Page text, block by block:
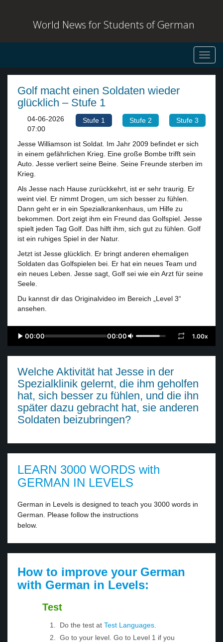
World News for Students of German
Golf macht einen Soldaten wieder
glücklich – Stufe 1
Stufe 1 Stufe 2 Stufe 3
04-06-2026
07:00
Jesse Williamson ist Soldat. Im Jahr 2009 befindet er sich
in einem gefährlichen Krieg. Eine große Bombe trifft sein
Auto. Jesse verliert seine Beine. Seine Freunde sterben im
Krieg.
Als Jesse nach Hause zurückkehrt, ist er sehr traurig. Er
weint viel. Er nimmt Drogen, um sich besser zu fühlen.
Dann geht er in ein Spezialkrankenhaus, um Hilfe zu
bekommen. Dort zeigt ihm ein Freund das Golfspiel. Jesse
spielt jeden Tag Golf. Das hilft ihm, sich gut zu fühlen. Golf
ist ein ruhiges Spiel in der Natur.
Jetzt ist Jesse glücklich. Er bringt anderen ehemaligen
Soldaten das Golfspielen bei. Er hat ein neues Team und
ein neues Leben. Jesse sagt, Golf sei wie ein Arzt für seine
Seele.
Du kannst dir das Originalvideo im Bereich „Level 3“
ansehen.
00:00 00:00 1.00x
Welche Aktivität hat Jesse in der
Spezialklinik gelernt, die ihm geholfen
hat, sich besser zu fühlen, und die ihn
später dazu gebracht hat, sie anderen
Soldaten beizubringen?
LEARN 3000 WORDS with
GERMAN IN LEVELS
German in Levels is designed to teach you 3000 words in
German. Please follow the instructions
below.
How to improve your German
with German in Levels:
Test
Do the test at Test Languages
Go to your level. Go to Level 1 if you